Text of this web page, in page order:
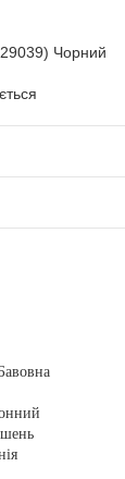
Чорний